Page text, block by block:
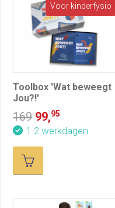
Voor kinderfysio
Toolbox 'Wat beweegt
Jou?!'
169 99,95
1-2 werkdagen